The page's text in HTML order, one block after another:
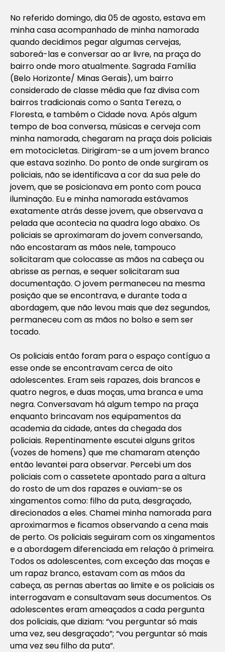
No referido domingo, dia 05 de agosto, estava em
minha casa acompanhado de minha namorada
quando decidimos pegar algumas cervejas,
saboreá-las e conversar ao ar livre, na praça do
bairro onde moro atualmente. Sagrada Família
(Belo Horizonte/ Minas Gerais), um bairro
considerado de classe média que faz divisa com
bairros tradicionais como o Santa Tereza, o
Floresta, e também o Cidade nova. Após algum
tempo de boa conversa, músicas e cerveja com
minha namorada, chegaram na praça dois policiais
em motocicletas. Dirigiram-se a um jovem branco
que estava sozinho. Do ponto de onde surgiram os
policiais, não se identificava a cor da sua pele do
jovem, que se posicionava em ponto com pouca
iluminação. Eu e minha namorada estávamos
exatamente atrás desse jovem, que observava a
pelada que acontecia na quadra logo abaixo. Os
policiais se aproximaram do jovem conversando,
não encostaram as mãos nele, tampouco
solicitaram que colocasse as mãos na cabeça ou
abrisse as pernas, e sequer solicitaram sua
documentação. O jovem permaneceu na mesma
posição que se encontrava, e durante toda a
abordagem, que não levou mais que dez segundos,
permaneceu com as mãos no bolso e sem ser
tocado.
Os policiais então foram para o espaço contíguo a
esse onde se encontravam cerca de oito
adolescentes. Eram seis rapazes, dois brancos e
quatro negros, e duas moças, uma branca e uma
negra. Conversavam há algum tempo na praça
enquanto brincavam nos equipamentos da
academia da cidade, antes da chegada dos
policiais. Repentinamente escutei alguns gritos
(vozes de homens) que me chamaram atenção
então levantei para observar. Percebi um dos
policiais com o cassetete apontado para a altura
do rosto de um dos rapazes e ouviam-se os
xingamentos como: filho da puta, desgraçado,
direcionados a eles. Chamei minha namorada para
aproximarmos e ficamos observando a cena mais
de perto. Os policiais seguiram com os xingamentos
e a abordagem diferenciada em relação à primeira.
Todos os adolescentes, com exceção das moças e
um rapaz branco, estavam com as mãos da
cabeça, as pernas abertas ao limite e os policiais os
interrogavam e consultavam seus documentos. Os
adolescentes eram ameaçados a cada pergunta
dos policiais, que diziam: “vou perguntar só mais
uma vez, seu desgraçado”; “vou perguntar só mais
uma vez seu filho da puta”.